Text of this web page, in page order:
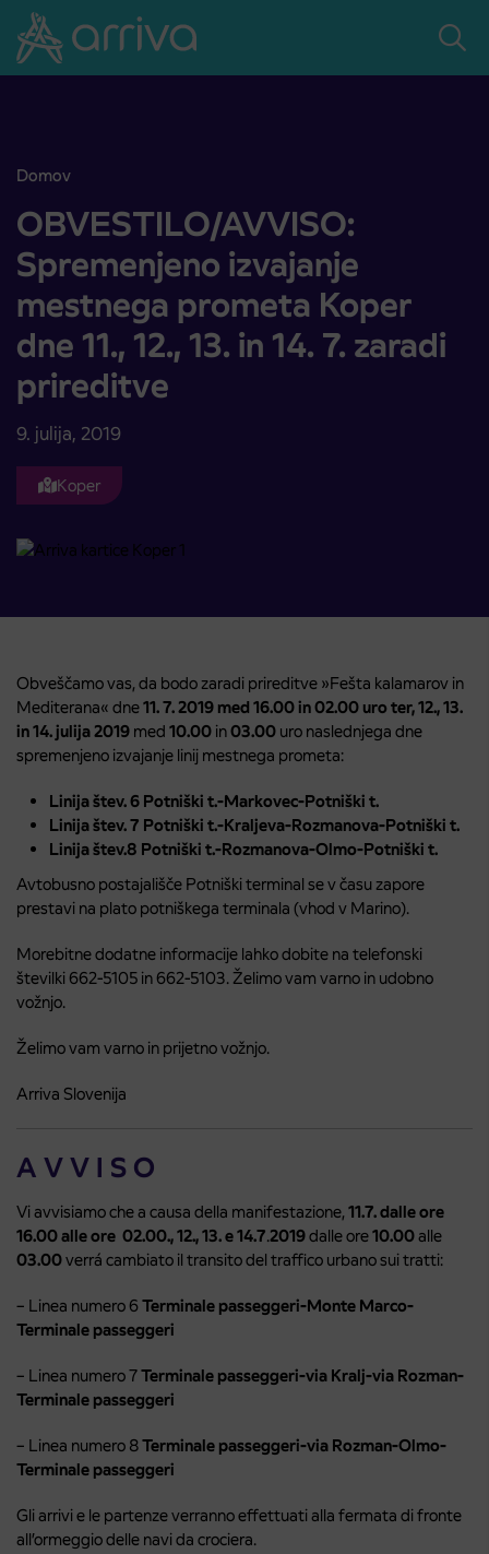
Skoči na vsebino
Domov
OBVESTILO/AVVISO: Spremenjeno izvajanje mestnega prometa
OBVESTILO/AVVISO:
Spremenjeno izvajanje
mestnega prometa Koper
dne 11., 12., 13. in 14. 7. zaradi
prireditve
9. julija, 2019
Koper
Obveščamo vas, da bodo zaradi prireditve »Fešta kalamarov in
Mediterana« dne11. 7. 2019 med 16.00 in 02.00 uro ter, 12., 13.
in 14. julija 2019 med 10.00 in03.00 uro naslednjega dne
spremenjeno izvajanje linij mestnega prometa:
Linija štev. 6 Potniški t.-Markovec-Potniški t.
Linija štev. 7 Potniški t.-Kraljeva-Rozmanova-Potniški t.
Linija štev.8 Potniški t.-Rozmanova-Olmo-Potniški t.
Avtobusno postajališče Potniški terminal se v času zapore
prestavi na plato potniškega terminala (vhod v Marino).
Morebitne dodatne informacije lahko dobite na telefonski
številki 662-5105 in 662-5103. Želimo vam varno in udobno
vožnjo.
Želimo vam varno in prijetno vožnjo.
Arriva Slovenija
A V V I S O
Vi avvisiamo che a causa della manifestazione, 11.7. dalle ore
16.00 alle ore 02.00., 12., 13. e 14.7.2019dalle ore10.00alle
03.00verrá cambiato il transito del traffico urbano sui tratti:
– Linea numero 6Terminale passeggeri-Monte Marco-
Terminale passeggeri
– Linea numero 7Terminale passeggeri-via Kralj-via Rozman-
Terminale passeggeri
– Linea numero 8Terminale passeggeri-via Rozman-Olmo-
Terminale passeggeri
Gli arrivi e le partenze verranno effettuati alla fermata di fronte
all’ormeggio delle navi da crociera.